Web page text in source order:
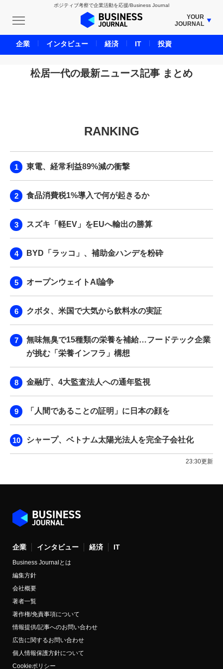
ポジティブ考察で企業活動を応援/Business Journal
YOUR
JOURNAL
BUSINESS JOURNAL
UNICORN JOURNAL
CARBON CREDITS JOURNAL
LIFE ENDING JOURNAL
BPaaS JOURNAL
松居一代の最新ニュース記事 まとめ
RANKING
東電、経常利益89%減の衝撃
食品消費税1%導入で何が起きるか
スズキ「軽EV」をEUへ輸出の勝算
BYD「ラッコ」、補助金ハンデを粉砕
オープンウェイトAI論争
クボタ、米国で大気から飲料水の実証
無味無臭で15種類の栄養を補給…フードテック企業
が挑む「栄養インフラ」構想
金融庁、4大監査法人への通年監視
「人間であることの証明」に日本の顔を
シャープ、ベトナム太陽光法人を完全子会社化
23:30更新
企業 インタビュー 経済 IT
Business Journalとは
編集方針
会社概要
著者一覧
著作権/免責事項について
情報提供/記事へのお問い合わせ
広告に関するお問い合わせ
個人情報保護方針について
Cookieポリシー
企業 インタビュー 経済 IT 投資